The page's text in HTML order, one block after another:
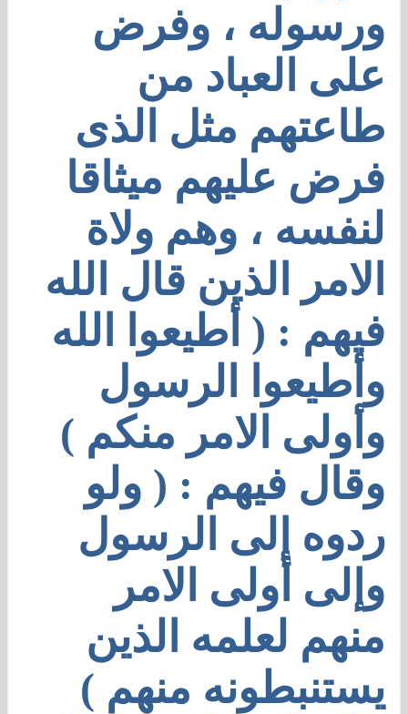
ورسوله ، وفرض
على العباد من
طاعتهم مثل الذى
فرض عليهم ميثاقا
لنفسه ، وهم ولاة
الامر الذين قال الله
فيهم : ( أطيعوا الله
وأطيعوا الرسول
وأولى الامر منكم )
وقال فيهم : ( ولو
ردوه إلى الرسول
وإلى أولى الامر
منهم لعلمه الذين
يستنبطونه منهم )